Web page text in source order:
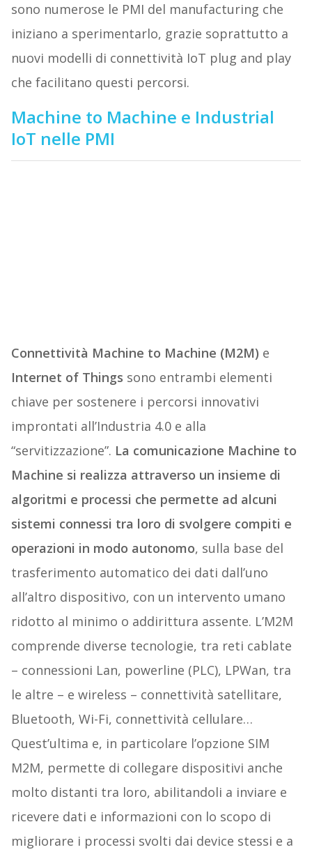
sono numerose le PMI del manufacturing che
iniziano a sperimentarlo, grazie soprattutto a
nuovi modelli di connettività IoT plug and play
che facilitano questi percorsi.
Machine to Machine e Industrial
IoT nelle PMI
Connettività Machine to Machine (M2M) e
Internet of Things sono entrambi elementi
chiave per sostenere i percorsi innovativi
improntati all’Industria 4.0 e alla
“servitizzazione”. La comunicazione Machine to
Machine si realizza attraverso un insieme di
algoritmi e processi che permette ad alcuni
sistemi connessi tra loro di svolgere compiti e
operazioni in modo autonomo, sulla base del
trasferimento automatico dei dati dall’uno
all’altro dispositivo, con un intervento umano
ridotto al minimo o addirittura assente. L’M2M
comprende diverse tecnologie, tra reti cablate
– connessioni Lan, powerline (PLC), LPWan, tra
le altre – e wireless – connettività satellitare,
Bluetooth, Wi-Fi, connettività cellulare…
Quest’ultima e, in particolare l’opzione SIM
M2M, permette di collegare dispositivi anche
molto distanti tra loro, abilitandoli a inviare e
ricevere dati e informazioni con lo scopo di
migliorare i processi svolti dai device stessi e a